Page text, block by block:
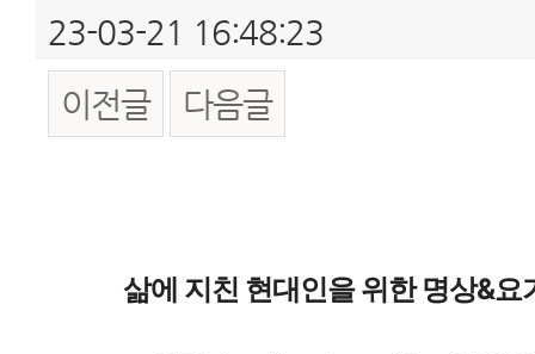
23-03-21 16:48:23
이전글
다음글
삶에 지친 현대인을 위한 명상&